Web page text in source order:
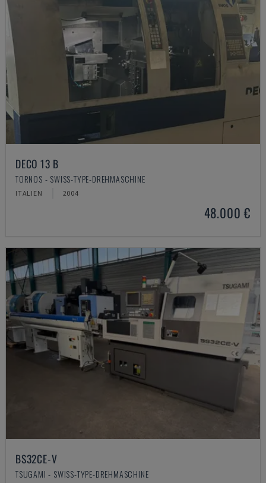
DECO 13 B
TORNOS - SWISS-TYPE-DREHMASCHINE
ITALIEN 2004
48.000 €
BS32CE-V
TSUGAMI - SWISS-TYPE-DREHMASCHINE